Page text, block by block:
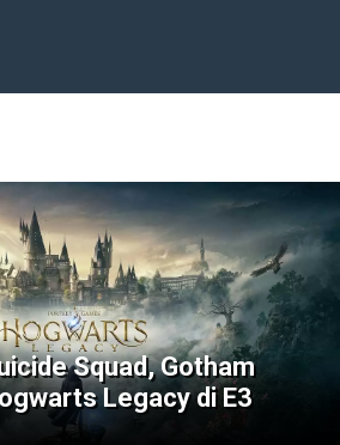
Squad, Gotham
Legacy di E3